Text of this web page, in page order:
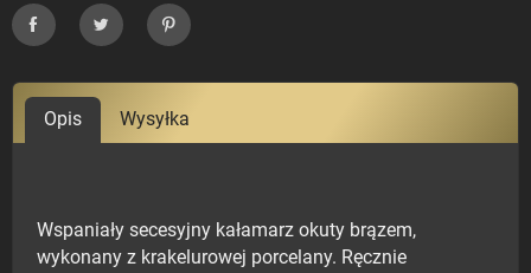
UdostępnijTweetujPinterest
Opis Wysyłka
Wspaniały secesyjny kałamarz okuty brązem,
wykonany z krakelurowej porcelany. Ręcznie